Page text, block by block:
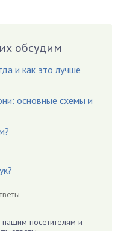
обсудим
и как это лучше
основные схемы и
посетителям и